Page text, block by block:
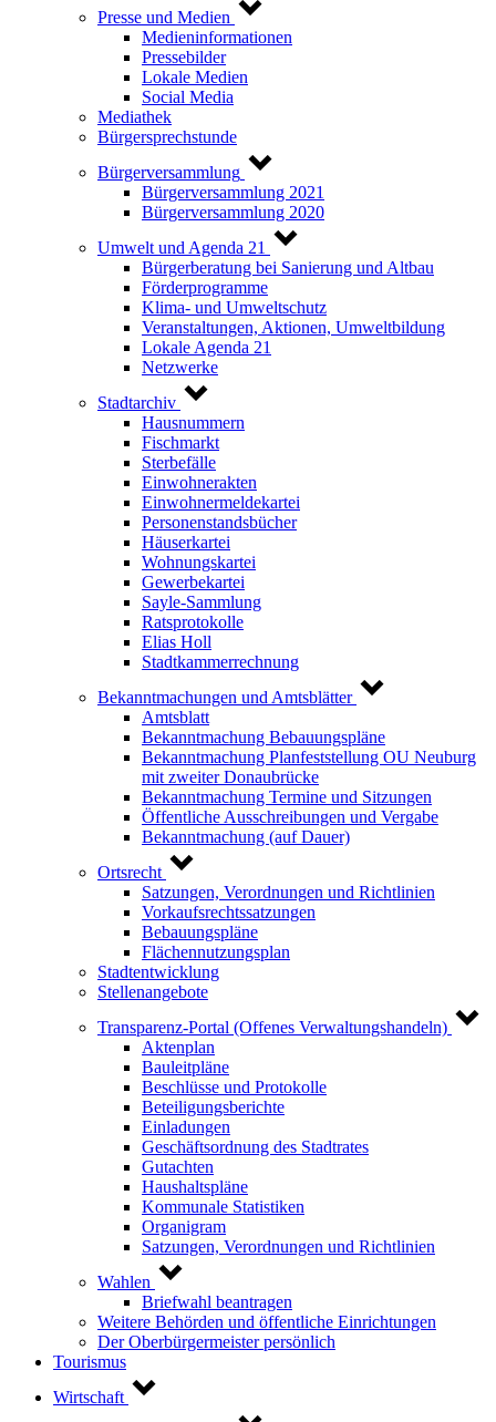
Presse und Medien
Medieninformationen
Pressebilder
Lokale Medien
Social Media
Mediathek
Bürgersprechstunde
Bürgerversammlung
Bürgerversammlung 2021
Bürgerversammlung 2020
Umwelt und Agenda 21
Bürgerberatung bei Sanierung und Altbau
Förderprogramme
Klima- und Umweltschutz
Veranstaltungen, Aktionen, Umweltbildung
Lokale Agenda 21
Netzwerke
Stadtarchiv
Hausnummern
Fischmarkt
Sterbefälle
Einwohnerakten
Einwohnermeldekartei
Personenstandsbücher
Häuserkartei
Wohnungskartei
Gewerbekartei
Sayle-Sammlung
Ratsprotokolle
Elias Holl
Stadtkammerrechnung
Bekanntmachungen und Amtsblätter
Amtsblatt
Bekanntmachung Bebauungspläne
Bekanntmachung Planfeststellung OU Neuburg
mit zweiter Donaubrücke
Bekanntmachung Termine und Sitzungen
Öffentliche Ausschreibungen und Vergabe
Bekanntmachung (auf Dauer)
Ortsrecht
Satzungen, Verordnungen und Richtlinien
Vorkaufsrechtssatzungen
Bebauungspläne
Flächennutzungsplan
Stadtentwicklung
Stellenangebote
Transparenz-Portal (Offenes Verwaltungshandeln)
Aktenplan
Bauleitpläne
Beschlüsse und Protokolle
Beteiligungsberichte
Einladungen
Geschäftsordnung des Stadtrates
Gutachten
Haushaltspläne
Kommunale Statistiken
Organigram
Satzungen, Verordnungen und Richtlinien
Wahlen
Briefwahl beantragen
Weitere Behörden und öffentliche Einrichtungen
Der Oberbürgermeister persönlich
Tourismus
Wirtschaft